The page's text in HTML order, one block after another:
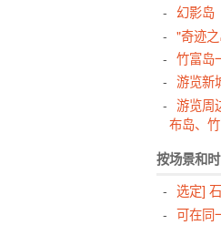
幻影岛
"奇迹
竹富岛
游览新
游览周
布岛、
按场景和
选定]
可在同